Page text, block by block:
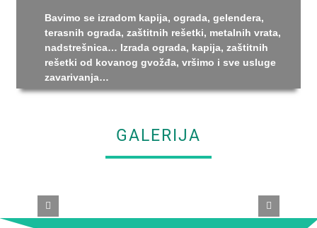
Bavimo se izradom kapija, ograda, gelendera,
terasnih ograda, zaštitnih rešetki, metalnih vrata,
nadstrešnica… Izrada ograda, kapija, zaštitnih
rešetki od kovanog gvožđa, vršimo i sve usluge
zavarivanja…
GALERIJA